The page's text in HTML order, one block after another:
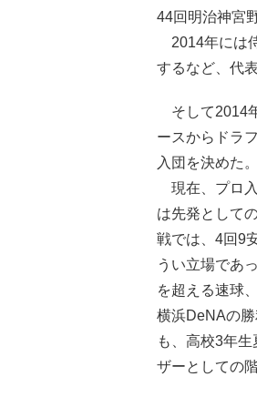
44回明治神宮
2014年には
するなど、代
そして2014
ースからドラ
入団を決めた。
現在、プロ
は先発として
戦では、4回9
うい立場であ
を超える速球
横浜DeNAの
も、高校3年
ザーとしての